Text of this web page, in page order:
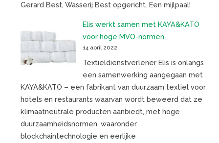
Gerard Best, Wasserij Best opgericht. Een mijlpaal!
Elis werkt samen met KAYA&KATO
voor hoge MVO-normen
14 april 2022
Textieldienstverlener Elis is onlangs
een samenwerking aangegaan met
KAYA&KATO – een fabrikant van duurzaam textiel voor
hotels en restaurants waarvan wordt beweerd dat ze
klimaatneutrale producten aanbiedt, met hoge
duurzaamheidsnormen, waaronder
blockchaintechnologie en eerlijke